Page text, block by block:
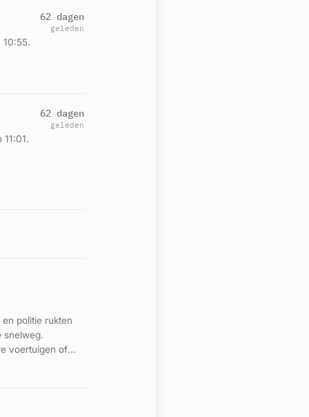
10:55.
62 dagen
geleden
62 dagen
geleden
politie rukten
snelweg.
voertuigen of